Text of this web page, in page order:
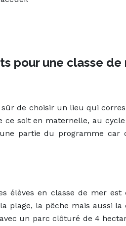
pour une classe de
sûr de choisir un lieu qui
ce soit en maternelle, au
partie du programme car
élèves en classe de mer est
plage, la pêche mais aussi la
un parc clôturé de 4